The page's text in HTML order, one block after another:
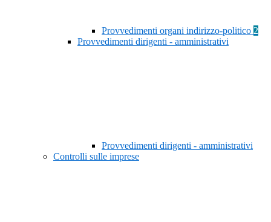
Provvedimenti organi indirizzo-politico 2
Provvedimenti dirigenti - amministrativi
Provvedimenti dirigenti - amministrativi
Controlli sulle imprese